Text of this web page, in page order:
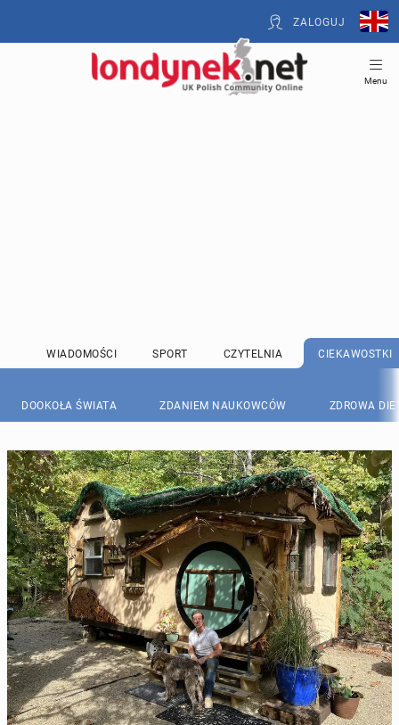
ZALOGUJ
Menu
WIADOMOŚCI SPORT CZYTELNIA CIEKAWOSTKI
DOOKOŁA ŚWIATA ZDANIEM NAUKOWCÓW ZDROWA